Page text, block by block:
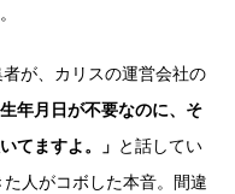
が、カリスの運営会社の
年月日が不要なのに、そ
てますよ。」 と話してい
人がコボした本音。間違